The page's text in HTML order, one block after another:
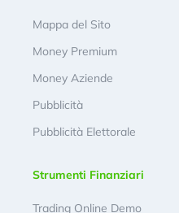
Mappa del Sito
Money Premium
Money Aziende
Pubblicità
Pubblicità Elettorale
Strumenti Finanziari
Trading Online Demo